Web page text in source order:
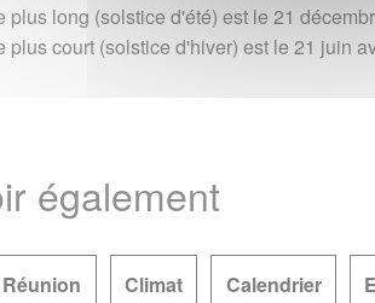
plus long (solstice d'été) est le 21
plus court (solstice d'hiver) est le 21 juin
également
Climat Calendrier